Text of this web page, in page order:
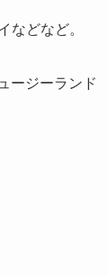
などなど。
ージーランド